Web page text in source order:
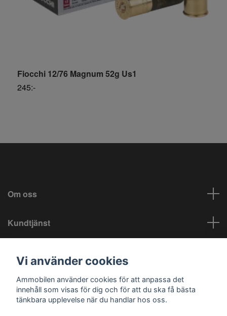
Fiocchi 12/76 Magnum 52g Us1
245:-
Om oss
Kundtjänst
Sociala medier
Vi använder cookies
Ammobilen använder cookies för att anpassa det
innehåll som visas för dig och för att du ska få bästa
tänkbara upplevelse när du handlar hos oss.